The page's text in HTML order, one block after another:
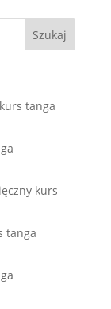
tanga
kurs
tanga